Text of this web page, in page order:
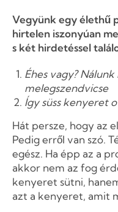
Vegyünk egy élethű
hirtelen iszonyúan
s két hirdetéssel
Éhes vagy?
melegszendvicse
Így süss kenyeret
Hát persze, hogy az
Pedig erről van szó.
egész. Ha épp az a
akkor nem az fog
kenyeret sütni,
azt a kenyeret, amit